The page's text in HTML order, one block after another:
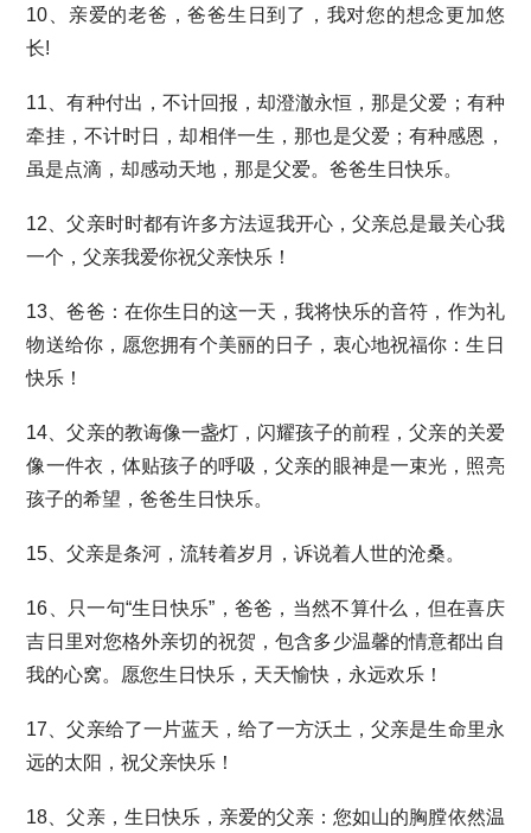
10、亲爱的老爸，爸爸生日到了，我对您的想念更加悠
长!
11、有种付出，不计回报，却澄澈永恒，那是父爱；有种
牵挂，不计时日，却相伴一生，那也是父爱；有种感恩，
虽是点滴，却感动天地，那是父爱。爸爸生日快乐。
12、父亲时时都有许多方法逗我开心，父亲总是最关心我
一个，父亲我爱你祝父亲快乐！
13、爸爸：在你生日的这一天，我将快乐的音符，作为礼
物送给你，愿您拥有个美丽的日子，衷心地祝福你：生日
快乐！
14、父亲的教诲像一盏灯，闪耀孩子的前程，父亲的关爱
像一件衣，体贴孩子的呼吸，父亲的眼神是一束光，照亮
孩子的希望，爸爸生日快乐。
15、父亲是条河，流转着岁月，诉说着人世的沧桑。
16、只一句“生日快乐”，爸爸，当然不算什么，但在喜庆
吉日里对您格外亲切的祝贺，包含多少温馨的情意都出自
我的心窝。愿您生日快乐，天天愉快，永远欢乐！
17、父亲给了一片蓝天，给了一方沃土，父亲是生命里永
远的太阳，祝父亲快乐！
18、父亲，生日快乐，亲爱的父亲：您如山的胸膛依然温